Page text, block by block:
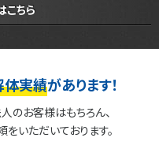
こちら
実績があります！
のお客様はもちろん、
いただいております。